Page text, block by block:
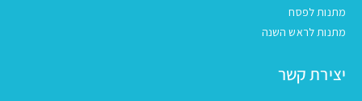
מתנות לפסח
מתנות לראש השנה
יצירת קשר